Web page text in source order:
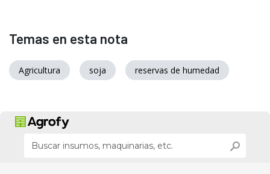
Temas en esta nota
Agricultura soja reservas de humedad